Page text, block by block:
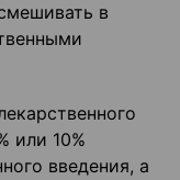
в
или 10%
введения, а